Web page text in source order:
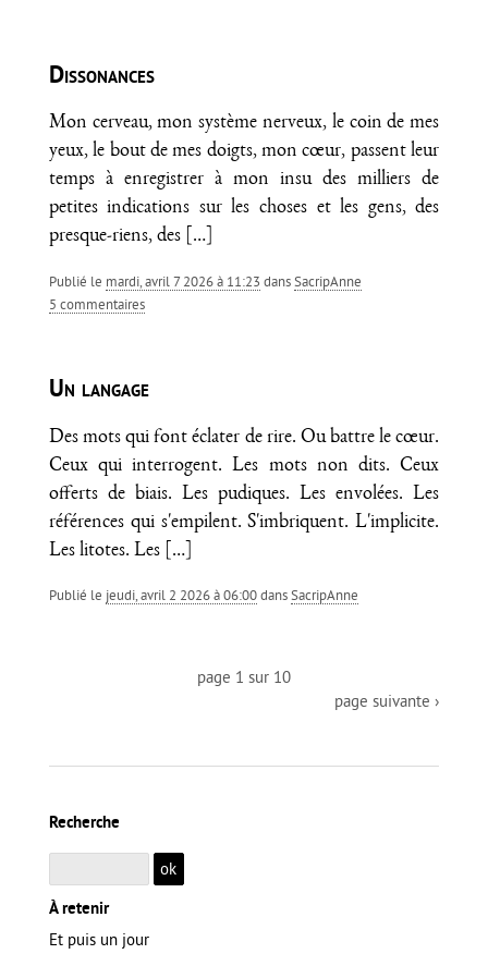
Dissonances
Mon cerveau, mon système nerveux, le coin de mes
yeux, le bout de mes doigts, mon cœur, passent leur
temps à enregistrer à mon insu des milliers de
petites indications sur les choses et les gens, des
presque-riens, des
[…]
Publié le mardi, avril 7 2026 à 11:23 dansSacripAnne
5 commentaires
Un langage
Des mots qui font éclater de rire. Ou battre le cœur.
Ceux qui interrogent. Les mots non dits. Ceux
offerts de biais. Les pudiques. Les envolées. Les
références qui s'empilent. S'imbriquent. L'implicite.
Les litotes. Les
[…]
Publié le jeudi, avril 2 2026 à 06:00dansSacripAnne
page 1 sur 10
page suivante ›
Recherche
À retenir
Et puis un jour